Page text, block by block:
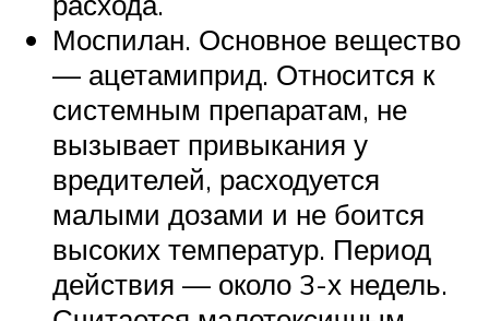
Моспилан. Основное вещество
— ацетамиприд. Относится к
системным препаратам, не
вызывает привыкания у
вредителей, расходуется
малыми дозами и не боится
высоких температур. Период
действия — около 3-х недель.